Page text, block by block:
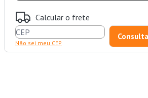
Calcular o frete
Não sei meu CEP